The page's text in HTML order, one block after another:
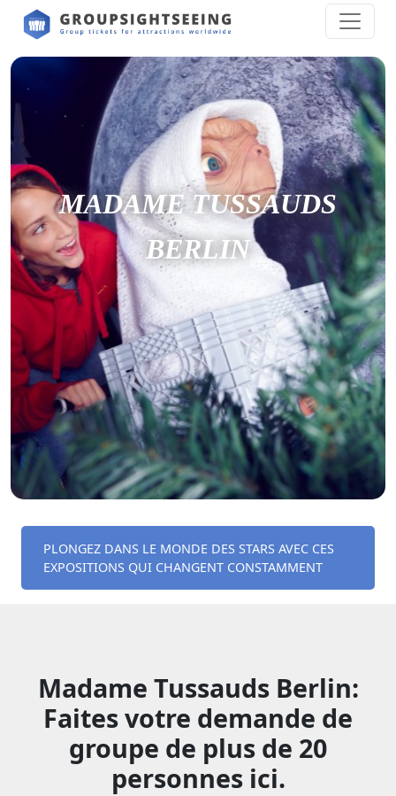
MADAME TUSSAUDS
BERLIN
PLONGEZ DANS LE MONDE DES STARS AVEC CES
EXPOSITIONS QUI CHANGENT CONSTAMMENT
Madame Tussauds Berlin:
Faites votre demande de
groupe de plus de 20
personnes ici.